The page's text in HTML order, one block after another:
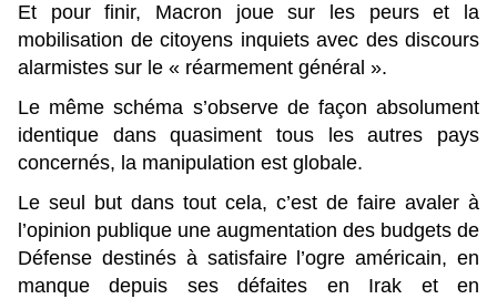
Et pour finir, Macron joue sur les peurs et la
mobilisation de citoyens inquiets avec des discours
alarmistes sur le « réarmement général ».
Le même schéma s’observe de façon absolument
identique dans quasiment tous les autres pays
concernés, la manipulation est globale.
Le seul but dans tout cela, c’est de faire avaler à
l’opinion publique une augmentation des budgets de
Défense destinés à satisfaire l’ogre américain, en
manque depuis ses défaites en Irak et en